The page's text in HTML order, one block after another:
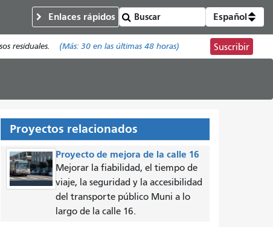
Enlaces rápidos Español
residuales. (Más: 30 en las últimas 48 horas) Suscribir
Proyectos relacionados
Proyecto de mejora de la calle 16
Mejorar la fiabilidad, el tiempo de
viaje, la seguridad y la accesibilidad
del transporte público Muni a lo
largo de la calle 16.